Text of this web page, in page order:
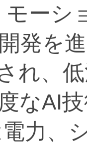
モーシ
発を
れ、
なAI
力、